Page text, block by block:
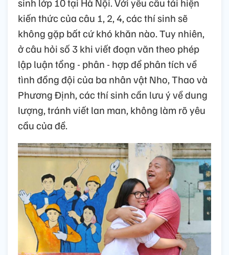
kiến thức của câu 1, 2, 4, các thí sinh sẽ
không gặp bất cứ khó khăn nào. Tuy nhiên,
ở câu hỏi số 3 khi viết đoạn văn theo phép
lập luận tổng - phân - hợp để phân tích về
tình đồng đội của ba nhân vật Nho, Thao và
Phương Định, các thí sinh cần lưu ý về dung
lượng, tránh viết lan man, không làm rõ yêu
cầu của đề.